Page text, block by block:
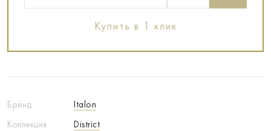
Бренд
Italon
Коллекция
District
Купить в 1 клик